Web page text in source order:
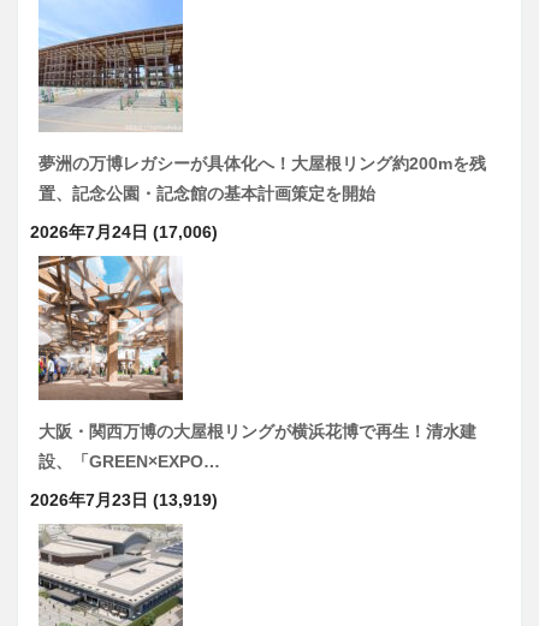
夢洲の万博レガシーが具体化へ！大屋根リング約200mを残
置、記念公園・記念館の基本計画策定を開始
2026年7月24日 (17,006)
大阪・関西万博の大屋根リングが横浜花博で再生！清水建
設、「GREEN×EXPO…
2026年7月23日 (13,919)